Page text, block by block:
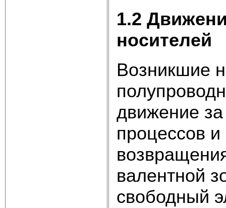
1.2
носителей
Возникшие
движение
процессов
валентной
свободный